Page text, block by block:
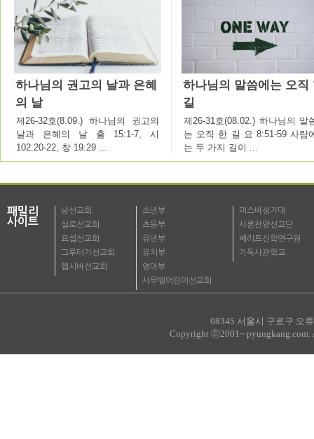
하나님의 권고의 날과 은혜
의 날
제26-32호(8.09.) 하나님의 권고의
날과 은혜의 날 출 15:1-7, 시
102:20-22, 창 19:29 ...
하나님의 말씀에는 오직
길
제26-31호(08.02.) 하나님의 말
는 오직 한 길 요 8:51-59 사람
는 두 가지 길이 ...
패밀리
사이트
남선교회
실로선교회
요셉선교회
그루터기선교회
헵시바선교회
소년부
초등부
유년부
유치부
영아부
사무엘어린이선교회
미스바성가대
샤론찬양선교단
베리트신학연구원
기독사관학교
08345 서울시 구로구 오
Copyright ⓒ2001~ pyungkang.com.